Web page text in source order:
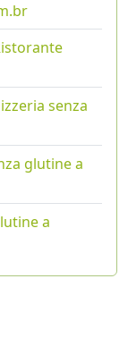
senza
glutine a
a